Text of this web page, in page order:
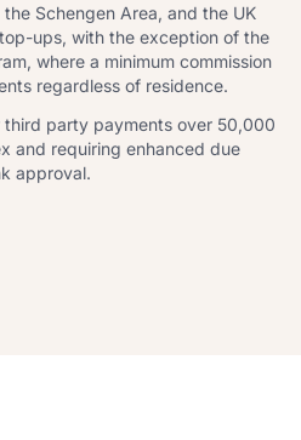
Schengen Area, and the UK
ups, with the exception of the
where a minimum commission
regardless of residence.
party payments over 50,000
and requiring enhanced due
approval.